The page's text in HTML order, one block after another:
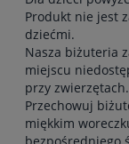
Produkt nie jest
dziećmi.
Nasza biżuteria
miejscu
przy zwierzętach.
Przechowuj
miękkim